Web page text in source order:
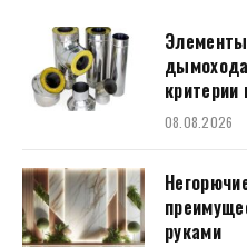
критерии
08.08.2026
руками